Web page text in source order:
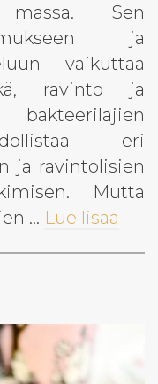
Sen
ja
vaikuttaa
ravinto ja
eri
ja ravintolisien
Mutta
… Lue lisää